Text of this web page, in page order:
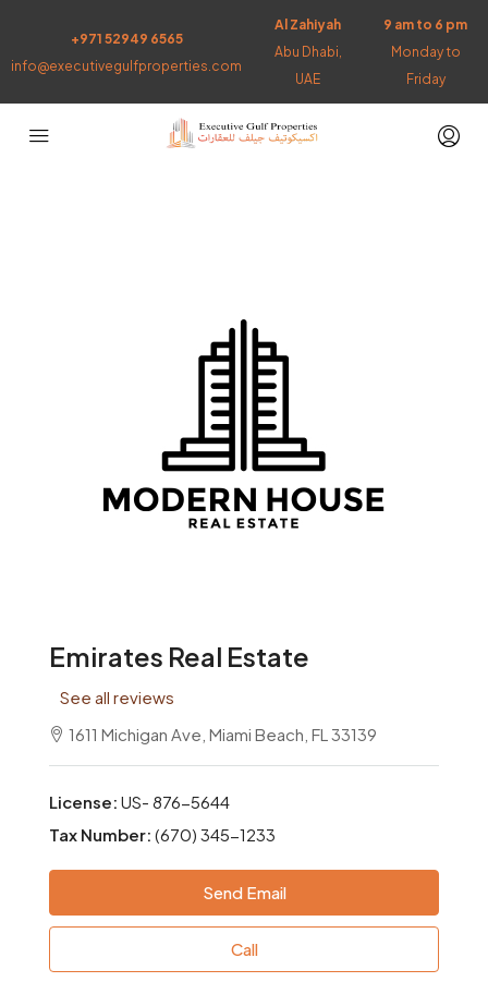
+971 52949 6565
info@executivegulfproperties.com
Al Zahiyah
Abu Dhabi,
UAE
9 am to 6 pm
Monday to
Friday
Emirates Real Estate
See all reviews
1611 Michigan Ave, Miami Beach, FL 33139
License: US- 876-5644
Tax Number: (670) 345-1233
Send Email
Call